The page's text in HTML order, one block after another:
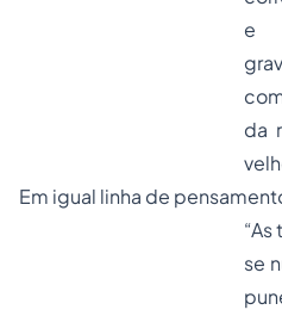
e
da
Em igual linha de
se